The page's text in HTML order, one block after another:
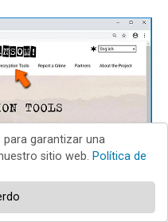
para garantizar una
sitio web. Política de